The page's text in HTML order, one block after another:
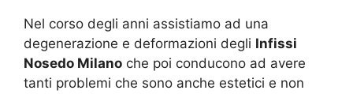
Nel corso degli anni assistiamo ad una
degenerazione e deformazioni degli Infissi
Nosedo Milano che poi conducono ad avere
tanti problemi che sono anche estetici e non